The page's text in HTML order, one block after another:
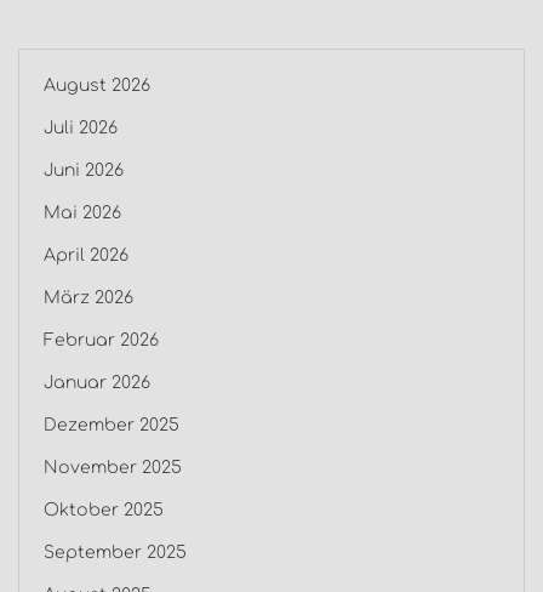
August 2026
Juli 2026
Juni 2026
Mai 2026
April 2026
März 2026
Februar 2026
Januar 2026
Dezember 2025
November 2025
Oktober 2025
September 2025